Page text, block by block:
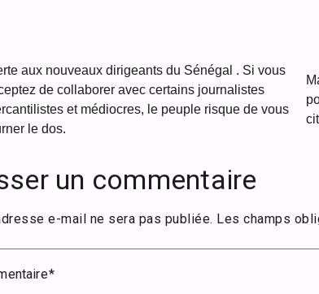
aux nouveaux dirigeants du Sénégal . Si vous
de collaborer avec certains journalistes
et médiocres, le peuple risque de vous
le dos.
un commentaire
e-mail ne sera pas publiée. Les champs